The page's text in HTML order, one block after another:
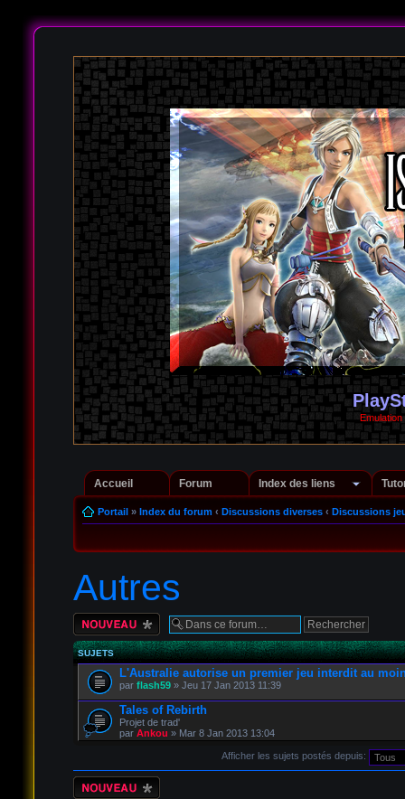
Accueil Forum Index des liens
Portail» Index du forum ‹ Discussions diverses ‹ Discussions
Autres
Écrire un nouveau
sujet
SUJETS
L'Australie autorise un premier jeu interdit au
par flash59» Jeu 17 Jan 2013 11:39
Tales of Rebirth
Projet de trad'
par Ankou » Mar 8 Jan 2013 13:04
Afficher les sujets postés depuis:
Écrire un nouveau
sujet